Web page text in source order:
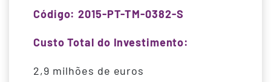
Código: 2015-PT-TM-0382-S
Custo Total do Investimento:
2,9 milhões de euros